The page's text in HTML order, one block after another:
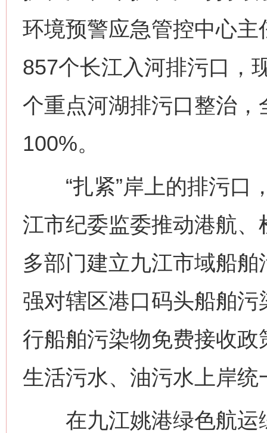
环境预警应急管控中心
857个长江入河排污口，
个重点河湖排污口整治
100%。
“扎紧”岸上的排污口
江市纪委监委推动港航
多部门建立九江市域船
强对辖区港口码头船舶
行船舶污染物免费接收
生活污水、油污水上岸统
在九江姚港绿色航运